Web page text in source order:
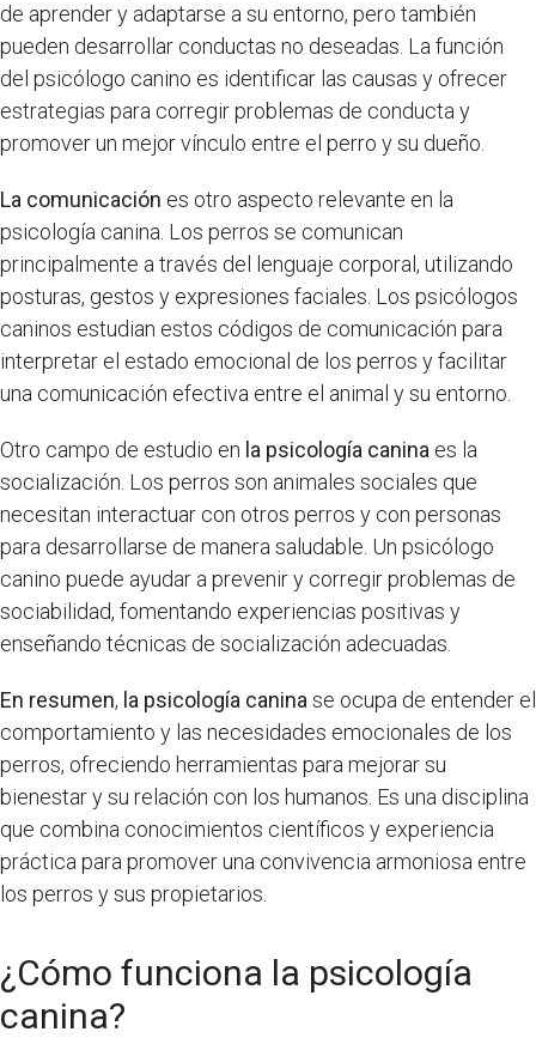
de aprender y adaptarse a su entorno, pero también
pueden desarrollar conductas no deseadas. La función
del psicólogo canino es identificar las causas y ofrecer
estrategias para corregir problemas de conducta y
promover un mejor vínculo entre el perro y su dueño.
La comunicación es otro aspecto relevante en la
psicología canina. Los perros se comunican
principalmente a través del lenguaje corporal, utilizando
posturas, gestos y expresiones faciales. Los psicólogos
caninos estudian estos códigos de comunicación para
interpretar el estado emocional de los perros y facilitar
una comunicación efectiva entre el animal y su entorno.
Otro campo de estudio en la psicología canina es la
socialización. Los perros son animales sociales que
necesitan interactuar con otros perros y con personas
para desarrollarse de manera saludable. Un psicólogo
canino puede ayudar a prevenir y corregir problemas de
sociabilidad, fomentando experiencias positivas y
enseñando técnicas de socialización adecuadas.
En resumen, la psicología canina se ocupa de entender el
comportamiento y las necesidades emocionales de los
perros, ofreciendo herramientas para mejorar su
bienestar y su relación con los humanos. Es una disciplina
que combina conocimientos científicos y experiencia
práctica para promover una convivencia armoniosa entre
los perros y sus propietarios.
¿Cómo funciona la psicología
canina?